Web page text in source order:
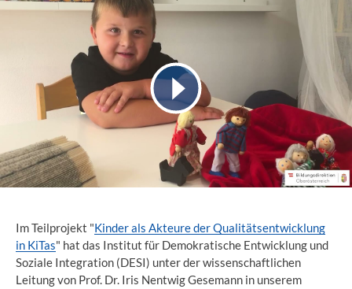
Im Teilprojekt "Kinder als Akteure der Qualitätsentwicklung
in KiTas" hat das Institut für Demokratische Entwicklung und
Soziale Integration (DESI) unter der wissenschaftlichen
Leitung von Prof. Dr. Iris Nentwig Gesemann in unserem